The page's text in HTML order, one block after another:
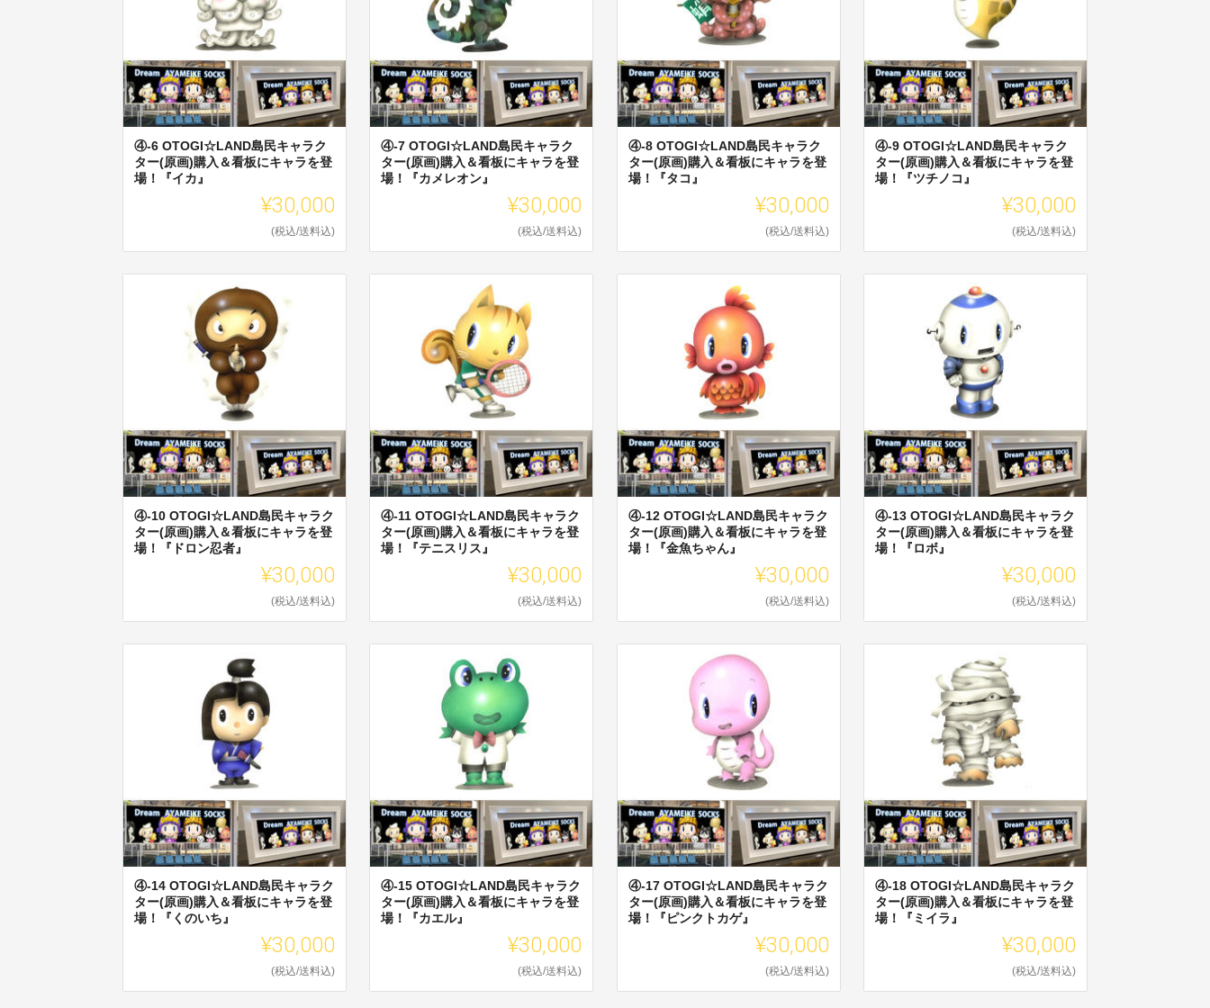
④-6 OTOGI☆LAND島民キャラク
ター(原画)購入＆看板にキャラを登
場！『イカ』
¥30,000
(税込/送料込)
④-7 OTOGI☆LAND島民キャラク
ター(原画)購入＆看板にキャラを登
場！『カメレオン』
¥30,000
(税込/送料込)
④-8 OTOGI☆LAND島民キャラク
ター(原画)購入＆看板にキャラを登
場！『タコ』
¥30,000
(税込/送料込)
④-9 OTOGI☆LAND島民キャラク
ター(原画)購入＆看板にキャラを登
場！『ツチノコ』
¥30,000
(税込/送料込)
④-10 OTOGI☆LAND島民キャラク
ター(原画)購入＆看板にキャラを登
場！『ドロン忍者』
¥30,000
(税込/送料込)
④-11 OTOGI☆LAND島民キャラク
ター(原画)購入＆看板にキャラを登
場！『テニスリス』
¥30,000
(税込/送料込)
④-12 OTOGI☆LAND島民キャラク
ター(原画)購入＆看板にキャラを登
場！『金魚ちゃん』
¥30,000
(税込/送料込)
④-13 OTOGI☆LAND島民キャラク
ター(原画)購入＆看板にキャラを登
場！『ロボ』
¥30,000
(税込/送料込)
④-14 OTOGI☆LAND島民キャラク
ター(原画)購入＆看板にキャラを登
場！『くのいち』
¥30,000
(税込/送料込)
④-15 OTOGI☆LAND島民キャラク
ター(原画)購入＆看板にキャラを登
場！『カエル』
¥30,000
(税込/送料込)
④-17 OTOGI☆LAND島民キャラク
ター(原画)購入＆看板にキャラを登
場！『ピンクトカゲ』
¥30,000
(税込/送料込)
④-18 OTOGI☆LAND島民キャラク
ター(原画)購入＆看板にキャラを登
場！『ミイラ』
¥30,000
(税込/送料込)